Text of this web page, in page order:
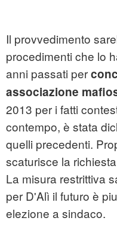
Il provvedimento
procedimenti che lo
anni passati per
associazione
2013 per i fatti
contempo, è stata
quelli precedenti.
scaturisce la
La misura restrittiva
per D'Alì il futuro è
elezione a sindaco.